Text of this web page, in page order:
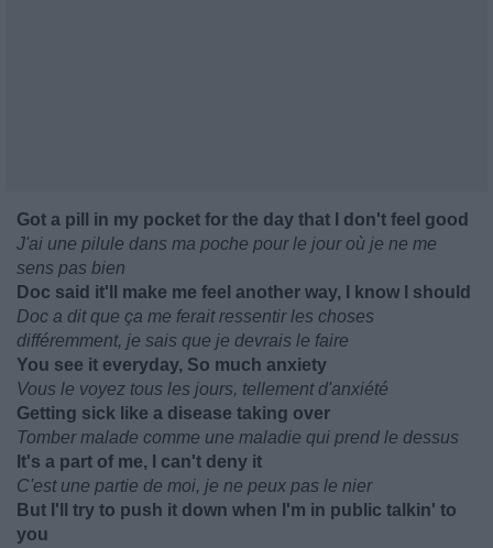
Got a pill in my pocket for the day that I don't feel good
J'ai une pilule dans ma poche pour le jour où je ne me
sens pas bien
Doc said it'll make me feel another way, I know I should
Doc a dit que ça me ferait ressentir les choses
différemment, je sais que je devrais le faire
You see it everyday, So much anxiety
Vous le voyez tous les jours, tellement d'anxiété
Getting sick like a disease taking over
Tomber malade comme une maladie qui prend le dessus
It's a part of me, I can't deny it
C'est une partie de moi, je ne peux pas le nier
But I'll try to push it down when I'm in public talkin' to
you